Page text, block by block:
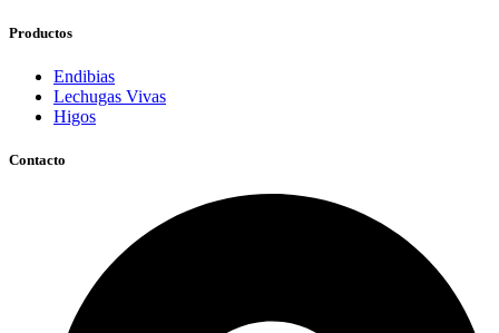
Productos
Endibias
Lechugas Vivas
Higos
Contacto